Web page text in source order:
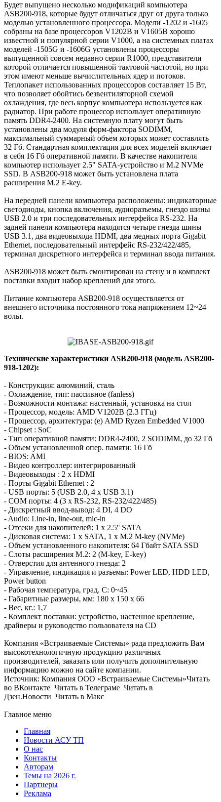
Будет выпущено несколько модификаций компьютера
ASB200-918, которые будут отличаться друг от друга только
моделью установленного процессора. Модели -1202 и -1605
собраны на базе процессоров V1202B и V1605B хорошо
известной и популярной серии V1000, а на системных платах
моделей -1505G и -1606G установлены процессоры
выпущенной совсем недавно серии R1000, представители
которой отличается повышенной тактовой частотой, но при
этом имеют меньше вычислительных ядер и потоков.
Теплопакет использованных процессоров составляет 15 Вт,
что позволяет обойтись безвентиляторной схемой
охлаждения, где весь корпус компьютера используется как
радиатор. При работе процессор использует оперативную
память DDR4-2400. На системную плату могут быть
установлены два модуля форм-фактора SODIMM,
максимальный суммарный объем которых может составлять
32 Гб. Стандартная комплектация для всех моделей включает
в себя 16 Гб оперативной памяти. В качестве накопителя
компьютер использует 2.5" SATA-устройство и M.2 NVMe
SSD. В ASB200-918 может быть установлена плата
расширения M.2 E-key.
На передней панели компьютера расположены: индикаторные
светодиоды, кнопка включения, аудиоразъемы, гнездо шины
USB 2.0 и три последовательных интерфейса RS-232. На
задней панели компьютера находятся четыре гнезда шины
USB 3.1, два видеовыхода HDMI, два медных порта Gigabit
Ethernet, последовательный интерфейс RS-232/422/485,
терминал дискретного интерфейса и терминал ввода питания.
ASB200-918 может быть смонтирован на стену и в комплект
поставки входит набор креплений для этого.
Питание компьютера ASB200-918 осуществляется от
внешнего источника постоянного тока напряжением 12~24
вольт.
Технические характеристики ASB200-918 (модель ASB200-
918-1202):
- Конструкция: алюминий, сталь
- Охлаждение, тип: пассивное (fanless)
- Возможности монтажа: настенный, установка на стол
- Процессор, модель: AMD V1202B (2.3 ГГц)
- Процессор, архитектура: (e) AMD Ryzen Embedded V1000
- Chipset : SoC
- Тип оперативной памяти: DDR4-2400, 2 SODIMM, до 32 Гб
- Объем установленной опер. памяти: 16 Гб
- BIOS: AMI
- Видео контроллер: интегрированный
- Видеовыходы : 2 x HDMI
- Порты Gigabit Ethernet : 2
- USB порты: 5 (USB 2.0, 4 x USB 3.1)
- COM порты: 4 (3 x RS-232, RS-232/422/485)
- Дискретный ввод-вывод: 4 DI, 4 DO
- Audio: Line-in, line-out, mic-in
- Отсеки для накопителей: 1 x 2.5'' SATA
- Дисковая система: 1 x SATA, 1 x M.2 M-key (NVMe)
- Объем установленного накопителя: 64 Гбайт SATA SSD
- Слоты расширения M.2: 2 (M-key, E-key)
- Отверстия для антенного гнезда: 2
- Управление, индикация и разъемы: Power LED, HDD LED,
Power button
- Рабочая температура, град. C: 0~45
- Габаритные размеры, мм: 180 x 150 x 66
- Вес, кг.: 1,7
- Комплект поставки: устройство, настенное крепление,
драйверы и руководство пользователя на CD
Компания «Встраиваемые Cистемы» рада предложить Вам
высокотехнологичную продукцию различных
производителей, заказать или получить дополнительную
информацию можно на сайте компании.
Источник: Компания ООО «Встраиваемые Системы»Читать
во ВКонтакте Читать в Телеграме Читать в
Дзен.Новости Читать в Макс
Главное меню
Главная
Новости АСУ ТП
О нас
Контакты
Авторам
Темы на 2026 г.
Партнеры
Реклама